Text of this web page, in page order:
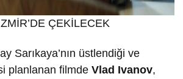
ÇEKİLECEK
Sarıkaya’nın üstlendiği ve
planlanan filmde Vlad Ivanov,